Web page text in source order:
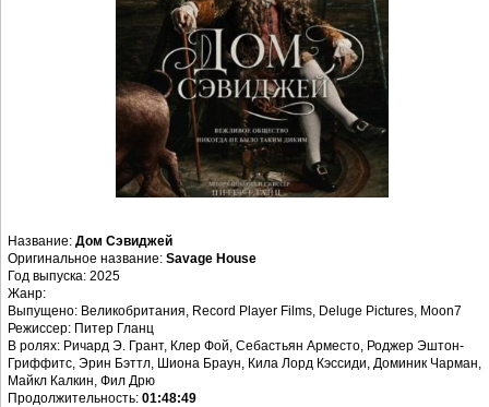
Название: Дом Сэвиджей
Оригинальное название: Savage House
Год выпуска: 2025
Жанр:
Выпущено: Великобритания, Record Player Films, Deluge Pictures, Moon7
Режиссер: Питер Гланц
В ролях: Ричард Э. Грант, Клер Фой, Себастьян Арместо, Роджер Эштон-
Гриффитс, Эрин Бэттл, Шиона Браун, Кила Лорд Кэссиди, Доминик Чарман,
Майкл Калкин, Фил Дрю
Продолжительность: 01:48:49